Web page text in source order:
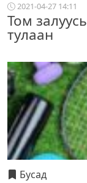
2021-04-27 14:11
Том
тулаан
Бусад